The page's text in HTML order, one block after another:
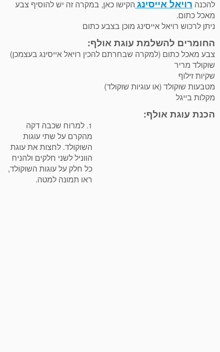
להכנה רויאל אייסינג הקישו כאן, במקרה זה יש להוסיף צבע
מאכל כתום.
ניתן לרכוש רויאל אייסינג מוכן בצבע כתום
החומרים להשלמת עוגת אולף:
צבע מאכל כתום (למקרה שבחרתם להכין רויאל אייסינג בעצמכן)
שוקולד מריר
שקיות זילוף
מטבעות שוקולד (או עוגיות שוקולד)
מקלות בייגל
הכנת עוגת אולף:
1. למרוח שכבה דקה
מהקרם על שתי עוגות
השוקולד. לחצות את עוגת
הווניל לשני חלקים ולהניח
כל חלק על עוגות השוקולד,
ראו תמונה למטה.